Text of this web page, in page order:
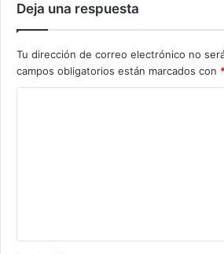
Deja una respuesta
Tu dirección de correo electrónico no
campos obligatorios están marcados con